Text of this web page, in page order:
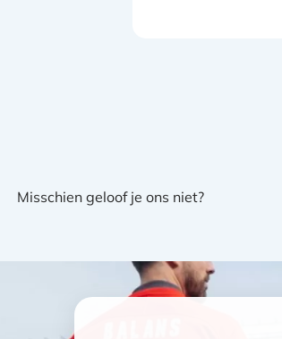
Misschien geloof je ons niet?